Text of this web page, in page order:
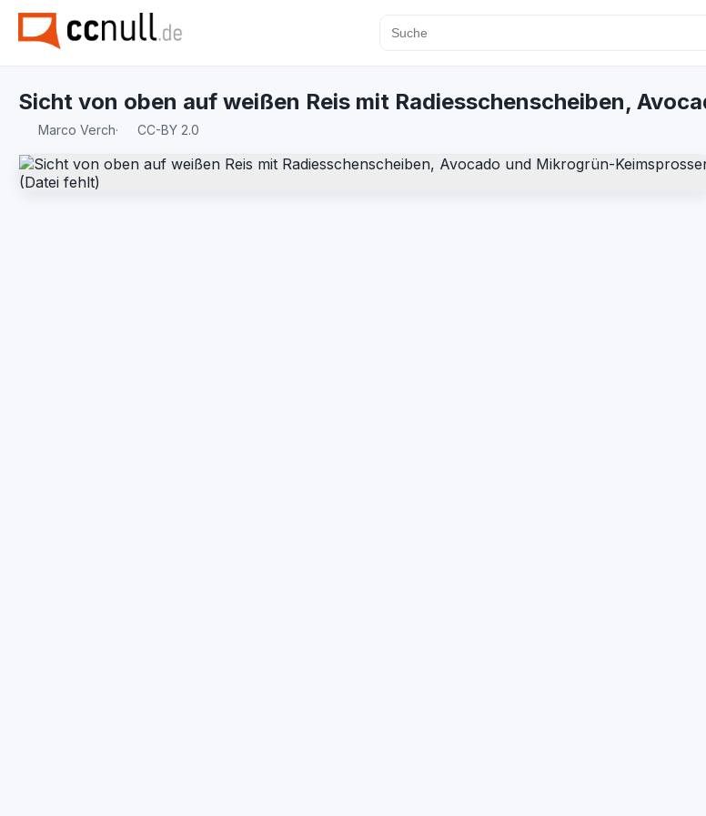
Sicht von oben auf weißen Reis mit Radiesschenscheiben,
Marco Verch· CC-BY 2.0